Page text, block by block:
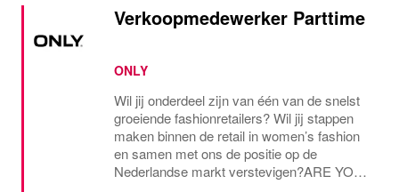
Verkoopmedewerker Parttime
ONLY
Wil jij onderdeel zijn van één van de snelst
groeiende fashionretailers? Wil jij stappen
maken binnen de retail in women’s fashion
en samen met ons de positie op de
Nederlandse markt verstevigen?ARE YOU